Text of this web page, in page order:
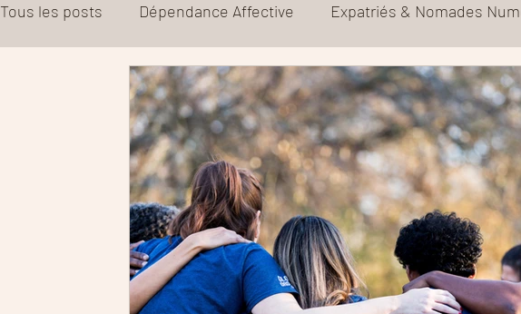
Tous les posts Dépendance Affective Expatriés & Nomades
Parentalité Divorce et séparation Relation